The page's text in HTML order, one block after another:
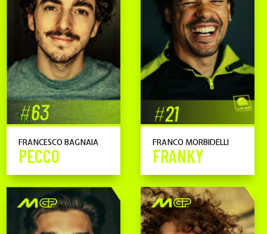
FRANCESCO BAGNAIA
PECCO
FRANCO MORBIDELLI
FRANKY